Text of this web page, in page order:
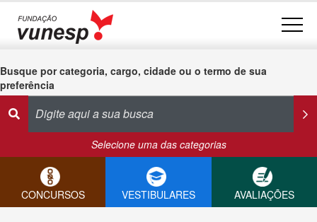
Busque por categoria, cargo, cidade ou o termo de sua
preferência
Selecione uma das categorias
CONCURSOS VESTIBULARES AVALIAÇÕES